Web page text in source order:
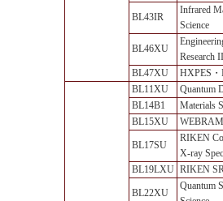
BL43IR
Infrared
Science
BL46XU
Research
BL47XU
HXPES
BL11XU
Quantum
BL14B1
Materials
BL15XU
WEBRAM
BL17SU
RIKEN
X-ray
BL19LXU RIKEN
BL22XU
Quantum